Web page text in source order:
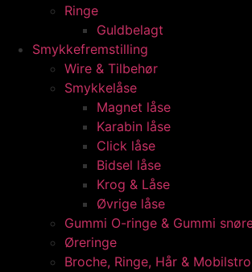
Ringe
Guldbelagt
Smykkefremstilling
Wire & Tilbehør
Smykkelåse
Magnet låse
Karabin låse
Click låse
Bidsel låse
Krog & Låse
Øvrige låse
Gummi O-ringe & Gummi
Øreringe
Broche, Ringe, Hår &